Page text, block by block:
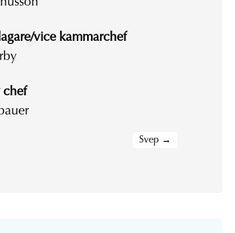
vice kammarchef
chef